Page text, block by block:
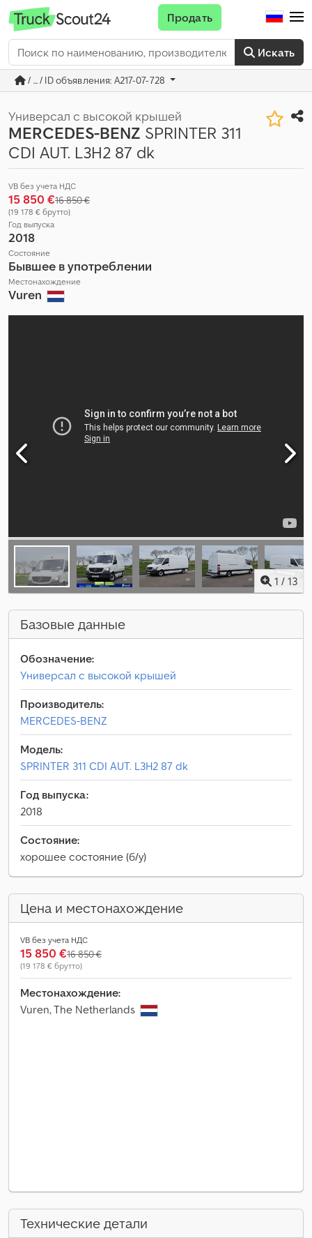
Искать
Продать
/ ... / ID объявления: A217-07-728
Универсал с высокой крышей
MERCEDES-BENZ SPRINTER 311
CDI AUT. L3H2 87 dk
VB без учета НДС
15 850 €16 850 €
(19 178 € брутто)
Год выпуска
2018
Состояние
Бывшее в употреблении
Местонахождение
Vuren
1 / 13
Базовые данные
Обозначение:
Универсал с высокой крышей
Производитель:
MERCEDES-BENZ
Модель:
SPRINTER 311 CDI AUT. L3H2 87 dk
Год выпуска:
2018
Состояние:
хорошее состояние (б/у)
Цена и местонахождение
VB без учета НДС
15 850 €16 850 €
(19 178 € брутто)
Местонахождение:
Vuren, The Netherlands
Технические детали